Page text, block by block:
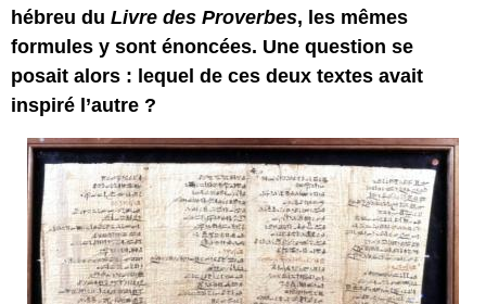
hébreu du Livre des Proverbes, les mêmes
formules y sont énoncées. Une question se
posait alors : lequel de ces deux textes avait
inspiré l’autre ?